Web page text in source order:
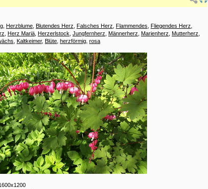
Herzblume Blutendes Herz Falsches Herz Flammendes Fliegendes Herz
Herz Mariä Herzerlstock Jungfernherz Männerherz Marienherz Mutterherz
Kaltkeimer, Blüte herzförmig rosa